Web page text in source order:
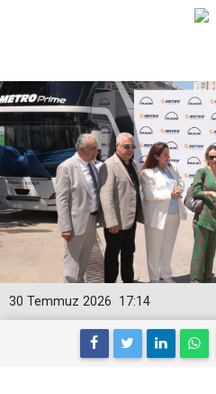
17:14
30 Temmuz 2026